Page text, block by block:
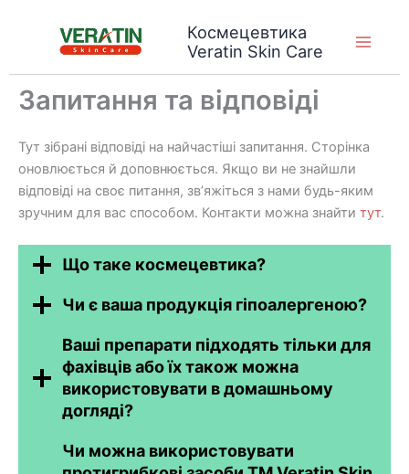
Космецевтика
Veratin Skin Care
Запитання та відповіді
Тут зібрані відповіді на найчастіші запитання. Сторінка
оновлюється й доповнюється. Якщо ви не знайшли
відповіді на своє питання, зв’яжіться з нами будь-яким
зручним для вас способом. Контакти можна знайти тут.
Що таке космецевтика?
Чи є ваша продукція гіпоалергеною?
Ваші препарати підходять тільки для
фахівців або їх також можна
використовувати в домашньому
догляді?
Чи можна використовувати